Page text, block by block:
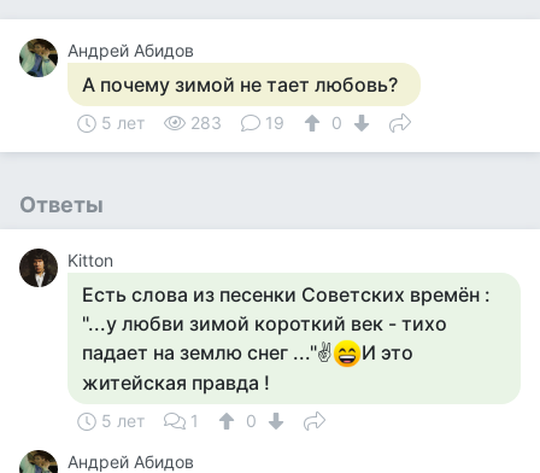
Андрей Абидов
А почему зимой не тает любовь?
5 лет 283 19 0
Ответы
Kitton
Есть слова из песенки Советских времён :
"...у любви зимой короткий век - тихо
падает на землю снег ..."✌
И это
житейская правда !
5 лет 1
0
Андрей Абидов